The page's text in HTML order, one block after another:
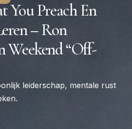
You Preach En
– Ron
Weekend “off-
leiderschap, mentale rust